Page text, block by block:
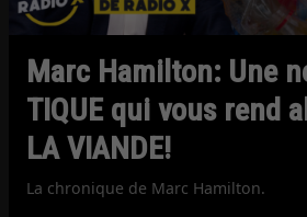
Marc Hamilton: Une
TIQUE qui vous rend
LA VIANDE!
La chronique de Marc Hamilton.